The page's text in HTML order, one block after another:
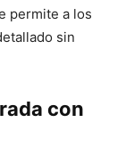
permite a los
sin
con